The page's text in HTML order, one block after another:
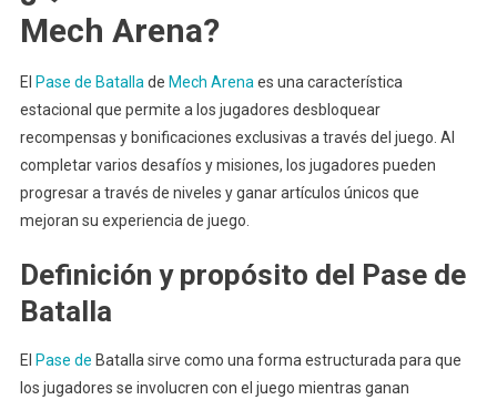
Mech Arena?
El Pase de Batallade Mech Arenaes una característica
estacional que permite a los jugadores desbloquear
recompensas y bonificaciones exclusivas a través del juego. Al
completar varios desafíos y misiones, los jugadores pueden
progresar a través de niveles y ganar artículos únicos que
mejoran su experiencia de juego.
Definición y propósito del Pase de
Batalla
El Pase de Batalla sirve como una forma estructurada para que
los jugadores se involucren con el juego mientras ganan